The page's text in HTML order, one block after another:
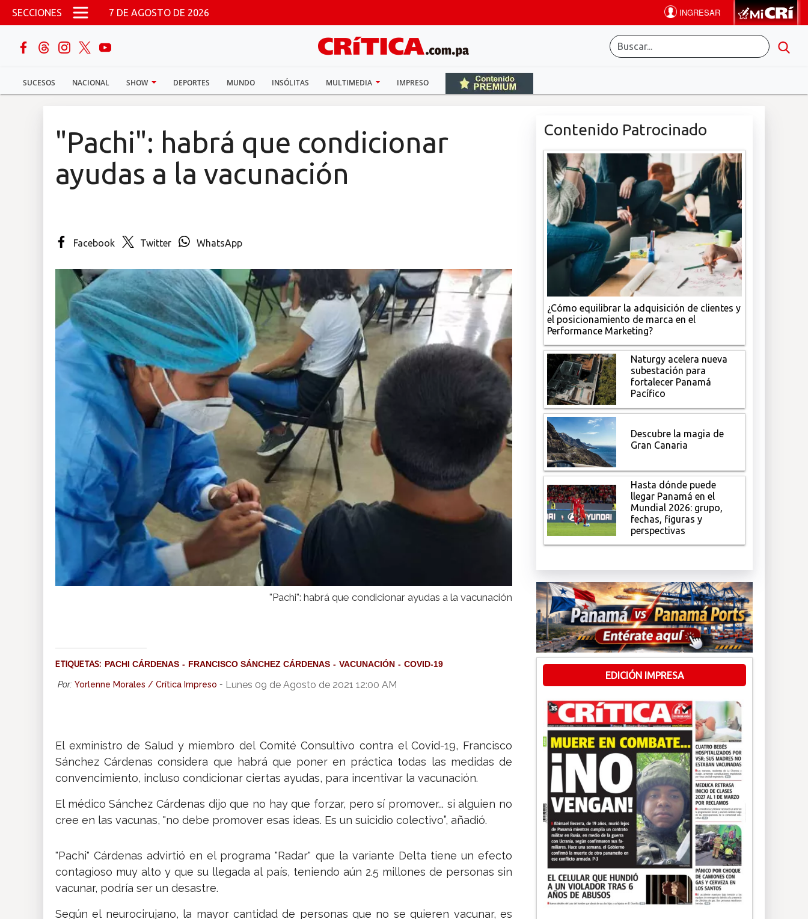
Pasar al contenido principal
SECCIONES 7 DE AGOSTO DE 2026
SUCESOS NACIONAL SHOW DEPORTES MUNDO INSÓLITAS MULTIMEDIA IMPRESO
buscar
Sucesos
Multimedia
"Pachi": habrá que condicionar
ayudas a la vacunación
Facebook Twitter WhatsApp
"Pachi": habrá que condicionar ayudas a la vacunación
ETIQUETAS: PACHI CÁRDENAS FRANCISCO SÁNCHEZ CÁRDENAS VACUNACIÓN COVID-19
Por: Yorlenne Morales / Crítica Impreso - Lunes 09 de Agosto de 2021 12:00 AM
El exministro de Salud y miembro del Comité Consultivo contra el Covid-19, Francisco
Sánchez Cárdenas considera que habrá que poner en práctica todas las medidas de
convencimiento, incluso condicionar ciertas ayudas, para incentivar la vacunación.
El médico Sánchez Cárdenas dijo que no hay que forzar, pero sí promover... si alguien no
cree en las vacunas, "no debe promover esas ideas. Es un suicidio colectivo”, añadió.
"Pachi" Cárdenas advirtió en el programa "Radar" que la variante Delta tiene un efecto
contagioso muy alto y que su llegada al país, teniendo aún 2.5 millones de personas sin
vacunar, podría ser un desastre.
Según el neurocirujano, la mayor cantidad de personas que no se quieren vacunar, es
Contenido Patrocinado
¿Cómo equilibrar la adquisición de clientes y
el posicionamiento de marca en el
Performance Marketing?
Naturgy acelera nueva
subestación para
fortalecer Panamá
Pacífico
Descubre la magia de
Gran Canaria
Hasta dónde puede
llegar Panamá en el
Mundial 2026: grupo,
fechas, figuras y
perspectivas
EDICIÓN IMPRESA